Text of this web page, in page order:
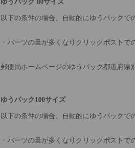
ゆうパック 80サイズ
以下の条件の場合、自動的にゆうパックで
・パーツの量が多くなりクリックポスト
郵便局ホームページのゆうパック都道府県
ゆうパック100サイズ
以下の条件の場合、自動的にゆうパックで
・パーツの量が多くなりクリックポスト